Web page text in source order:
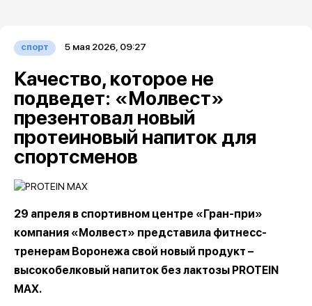
спорт 5 мая 2026, 09:27
Качество, которое не
подведет: «Молвест»
презентовал новый
протеиновый напиток для
спортсменов
29 апреля в спортивном центре «Гран-при»
компания «Молвест» представила фитнесс-
тренерам Воронежа свой новый продукт –
высокобелковый напиток без лактозы PROTEIN
MAX.